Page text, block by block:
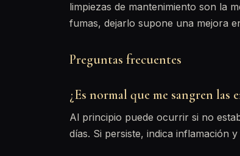
limpiezas de mantenimiento son la
fumas, dejarlo supone una mejora
Preguntas frecuentes
¿Es normal que me sangren las
Al principio puede ocurrir si no
días. Si persiste, indica inflamación